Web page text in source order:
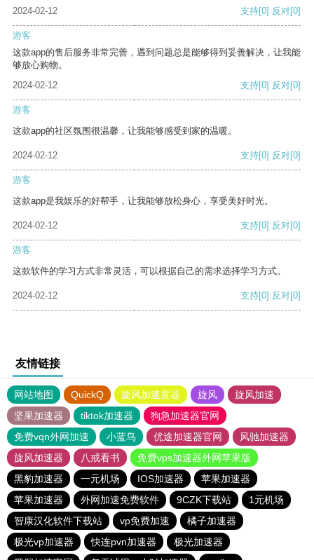
2024-02-12
支持[0] 反对[0]
游客
这款app的售后服务非常完善，遇到问题总是能够得到妥善解决，让我能
够放心购物。
2024-02-12
支持[0] 反对[0]
游客
这款app的社区氛围很温馨，让我能够感受到家的温暖。
2024-02-12 支持[0] 反对[0]
游客
这款app是我娱乐的好帮手，让我能够放松身心，享受美好时光。
2024-02-12 支持[0] 反对[0]
游客
这款软件的学习方式非常灵活，可以根据自己的需求选择学习方式。
2024-02-12 支持[0] 反对[0]
友情链接
网站地图 QuickQ 旋风加速度器 旋风
旋风加速
坚果加速器
tiktok加速器
狗急加速器官网
免费vqn外网加速
小蓝鸟 优途加速器官网
风驰加速器
旋风加速器
八戒看书
免费vps加速器外网苹果版
黑豹加速器
一元机场 IOS加速器
苹果加速器
苹果加速器
外网加速免费软件 9CZK下载站
1元机场
智康汉化软件下载站
vp免费加速
橘子加速器
极光vp加速器
快连pvn加速器
极光加速器